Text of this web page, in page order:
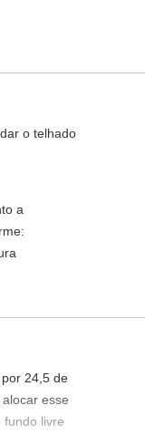
o telhado
a
24,5 de
esse
fundo livre